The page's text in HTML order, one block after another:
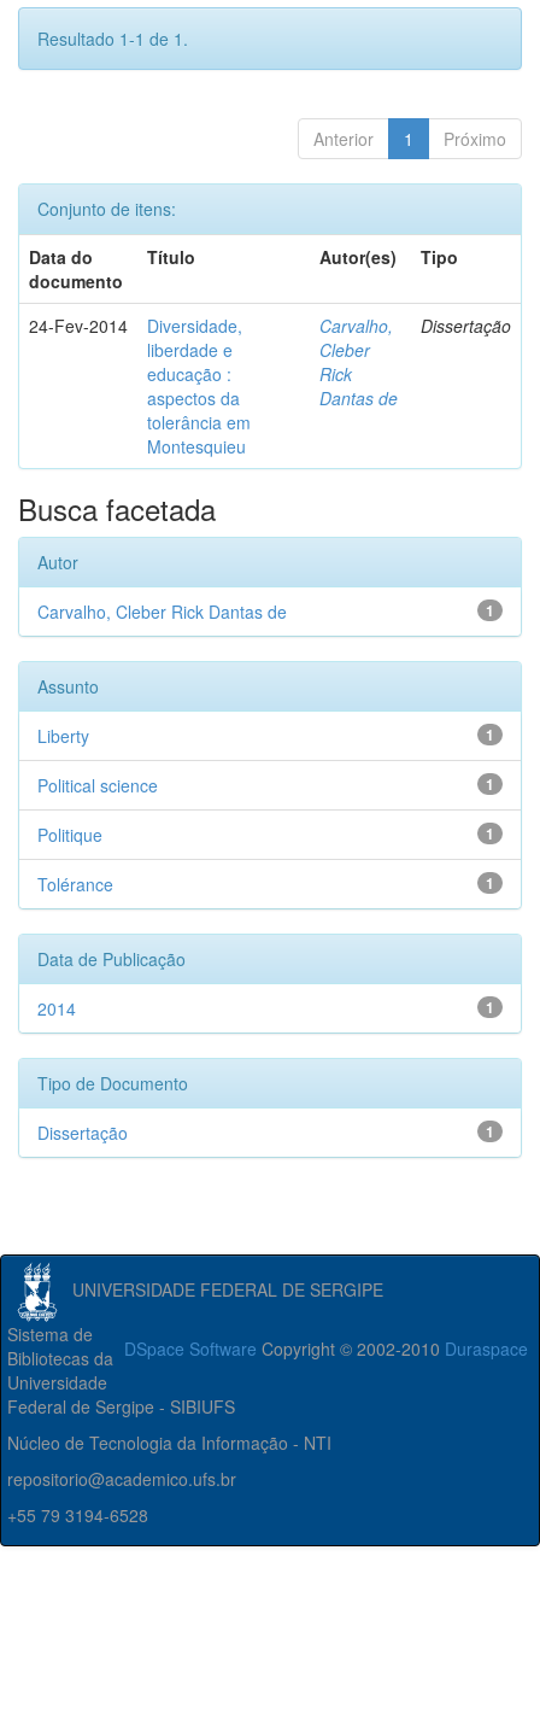
Resultado 1-1 de 1.
Anterior 1 Próximo
Conjunto de itens:
Data do
documento
Título Autor(es) Tipo
24-Fev-2014
Diversidade,
liberdade e
educação :
aspectos da
tolerância em
Montesquieu
Carvalho,
Cleber
Rick
Dantas de
Dissertação
Busca facetada
Autor
1
Carvalho, Cleber Rick Dantas de
Assunto
1
Liberty
1
Political science
1
Politique
1
Tolérance
Data de Publicação
1
2014
Tipo de Documento
1
Dissertação
UNIVERSIDADE FEDERAL DE SERGIPE
DSpace Software Copyright © 2002-2010 Duraspace
Sistema de
Bibliotecas da
Universidade
Federal de Sergipe - SIBIUFS
Núcleo de Tecnologia da Informação - NTI
repositorio@academico.ufs.br
+55 79 3194-6528